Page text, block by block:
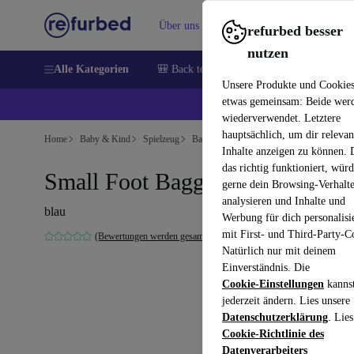
refurbed besser
nutzen
Unsere Produkte und
etwas gemeinsam: Beide
wiederverwendet. Letztere
hauptsächlich, um dir
Inhalte anzeigen zu können.
das richtig funktioniert,
gerne dein Browsing-
analysieren und Inhalte und
Werbung für dich
mit First- und Third-Party-
Natürlich nur mit deinem
Einverständnis. Die
Cookie-Einstellungen
jederzeit ändern. Lies unsere
Datenschutzerklärung.
Cookie-Richtlinie des
Datenverarbeiters
Über uns Verkaufen Hilfe
Alle Kategorien 🎒 Back to school
💰
Home Baby & Kind Spielzeug Babyspielzeug
Small Foot Bagger mit Rädern
blau
(Bewertungen werden gesammelt)